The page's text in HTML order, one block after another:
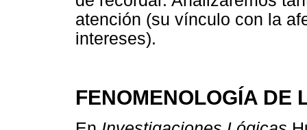
atención (su vínculo con la
intereses).
FENOMENOLOGÍA DE